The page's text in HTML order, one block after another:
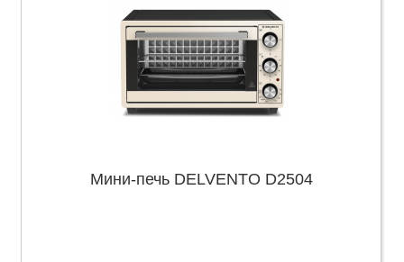
Мини-печь DELVENTO D2504